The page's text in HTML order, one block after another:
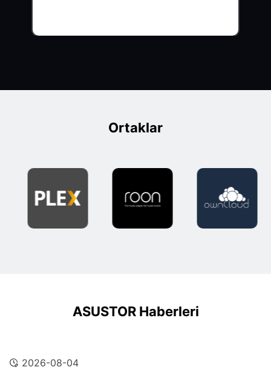
Ortaklar
ASUSTOR Haberleri
2026-08-04